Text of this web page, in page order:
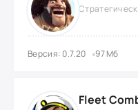
Версия: 0.7.20 97 Мб
Fleet